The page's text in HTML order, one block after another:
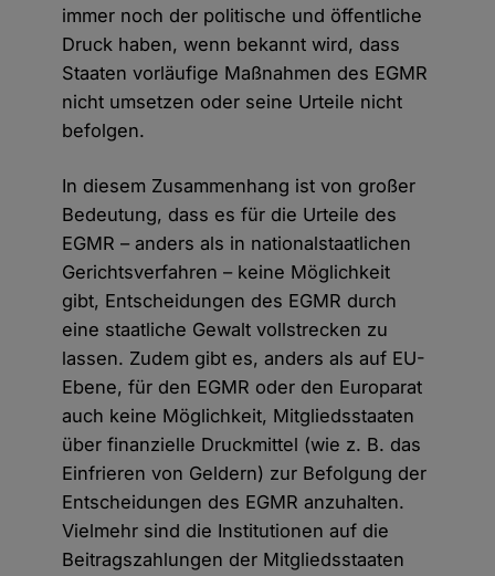
immer noch der politische und öffentliche
Druck haben, wenn bekannt wird, dass
Staaten vorläufige Maßnahmen des EGMR
nicht umsetzen oder seine Urteile nicht
befolgen.
In diesem Zusammenhang ist von großer
Bedeutung, dass es für die Urteile des
EGMR – anders als in nationalstaatlichen
Gerichtsverfahren – keine Möglichkeit
gibt, Entscheidungen des EGMR durch
eine staatliche Gewalt vollstrecken zu
lassen. Zudem gibt es, anders als auf EU-
Ebene, für den EGMR oder den Europarat
auch keine Möglichkeit, Mitgliedsstaaten
über finanzielle Druckmittel (wie z. B. das
Einfrieren von Geldern) zur Befolgung der
Entscheidungen des EGMR anzuhalten.
Vielmehr sind die Institutionen auf die
Beitragszahlungen der Mitgliedsstaaten